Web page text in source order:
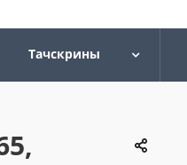
Тачскрины